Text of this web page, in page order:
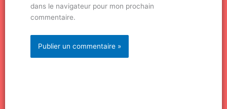
dans le navigateur pour mon prochain
commentaire.